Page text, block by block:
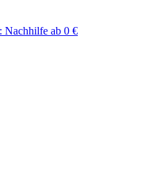
Nachhilfe ab 0 €